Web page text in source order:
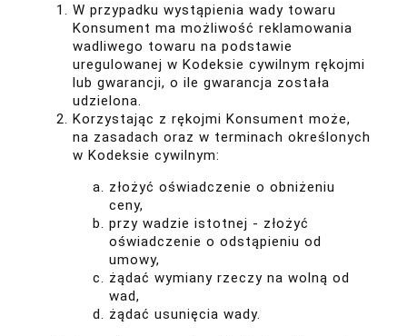
W przypadku wystąpienia wady towaru
Konsument ma możliwość reklamowania
wadliwego towaru na podstawie
uregulowanej w Kodeksie cywilnym rękojmi
lub gwarancji, o ile gwarancja została
udzielona.
Korzystając z rękojmi Konsument może,
na zasadach oraz w terminach określonych
w Kodeksie cywilnym:
złożyć oświadczenie o obniżeniu
ceny,
przy wadzie istotnej - złożyć
oświadczenie o odstąpieniu od
umowy,
żądać wymiany rzeczy na wolną od
wad,
żądać usunięcia wady.